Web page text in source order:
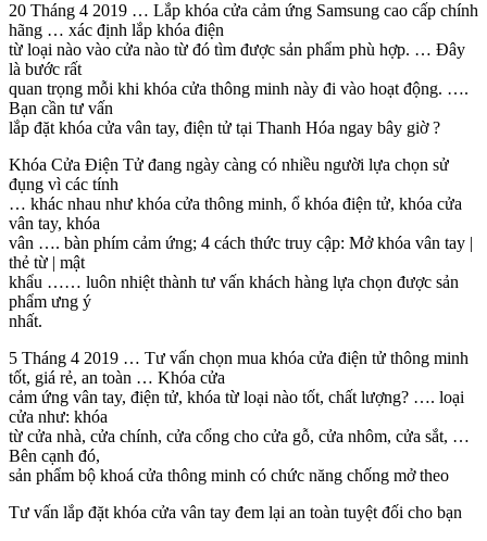
20 Tháng 4 2019 … Lắp khóa cửa cảm ứng Samsung cao cấp chính
hãng … xác định lắp khóa điện
từ loại nào vào cửa nào từ đó tìm được sản phẩm phù hợp. … Đây
là bước rất
quan trọng mỗi khi khóa cửa thông minh này đi vào hoạt động. ….
Bạn cần tư vấn
lắp đặt khóa cửa vân tay, điện tử tại Thanh Hóa ngay bây giờ ?
Khóa Cửa Điện Tử đang ngày càng có nhiều người lựa chọn sử
đụng vì các tính
… khác nhau như khóa cửa thông minh, ổ khóa điện tử, khóa cửa
vân tay, khóa
vân …. bàn phím cảm ứng; 4 cách thức truy cập: Mở khóa vân tay |
thẻ từ | mật
khẩu …… luôn nhiệt thành tư vấn khách hàng lựa chọn được sản
phẩm ưng ý
nhất.
5 Tháng 4 2019 … Tư vấn chọn mua khóa cửa điện tử thông minh
tốt, giá rẻ, an toàn … Khóa cửa
cảm ứng vân tay, điện tử, khóa từ loại nào tốt, chất lượng? …. loại
cửa như: khóa
từ cửa nhà, cửa chính, cửa cổng cho cửa gỗ, cửa nhôm, cửa sắt, …
Bên cạnh đó,
sản phẩm bộ khoá cửa thông minh có chức năng chống mở theo
Tư vấn lắp đặt khóa cửa vân tay đem lại an toàn tuyệt đối cho bạn